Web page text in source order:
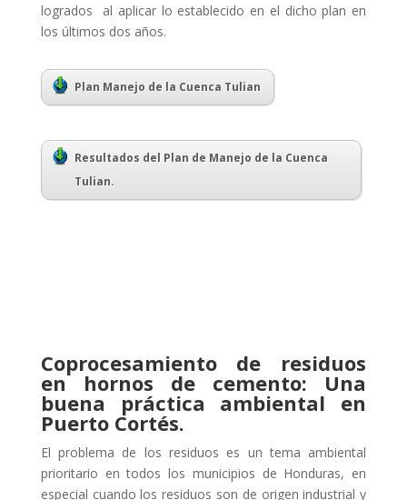
logrados al aplicar lo establecido en el dicho plan en
los últimos dos años.
Plan Manejo de la Cuenca Tulian
Resultados del Plan de Manejo de la Cuenca
Tulian.
Coprocesamiento de residuos
en hornos de cemento: Una
buena práctica ambiental en
Puerto Cortés.
El problema de los residuos es un tema ambiental
prioritario en todos los municipios de Honduras, en
especial cuando los residuos son de origen industrial y